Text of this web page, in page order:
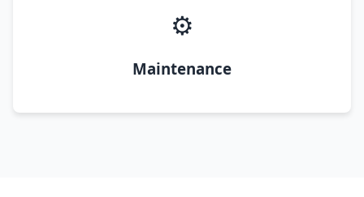
⚙️
Maintenance